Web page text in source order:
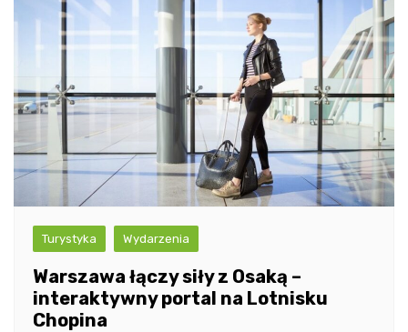
Turystyka Wydarzenia
Warszawa łączy siły z Osaką –
interaktywny portal na Lotnisku
Chopina